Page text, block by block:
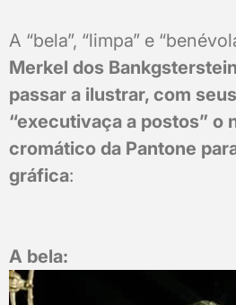
A “bela”, “limpa” e
Merkel dos
passar a ilustrar, com
“executivaça a postos” o
cromático da Pantone
gráfica:
A bela: